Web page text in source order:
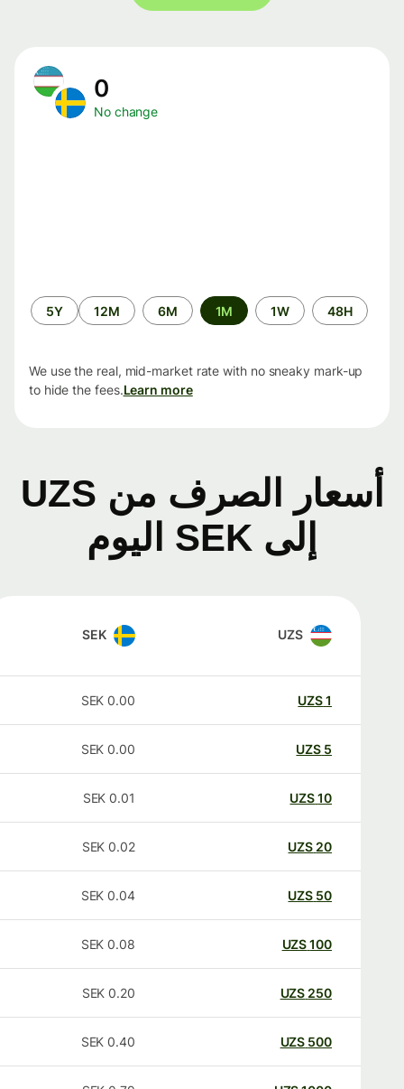
No change
الفترة
الزمنية
48H
1W
1M
6M
12M
5Y
We use the real, mid-market rate with no sneaky mark-up
to hide the fees.Learn more
أسعار الصرف من UZS
إلى SEK اليوم
UZS
SEK
UZS
0.00
SEK
UZS
0.00
SEK
UZS
0.01
SEK
20
UZS
0.02
SEK
50
UZS
0.04
SEK
100
UZS
0.08
SEK
250
UZS
0.20
SEK
500
UZS
0.40
SEK